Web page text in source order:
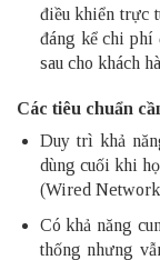
điều khiển trực
đáng kể chi phí
sau cho khách
Các tiêu chuẩn
Duy trì khả
dùng cuối khi
(Wired
Có khả năng
thống nhưng